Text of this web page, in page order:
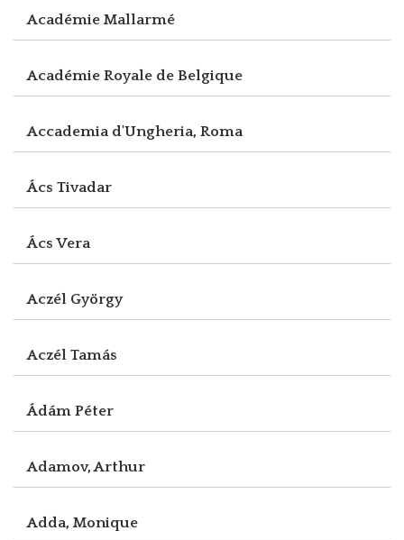
Académie Mallarmé
Académie Royale de Belgique
Accademia d'Ungheria, Roma
Ács Tivadar
Ács Vera
Aczél György
Aczél Tamás
Ádám Péter
Adamov, Arthur
Adda, Monique